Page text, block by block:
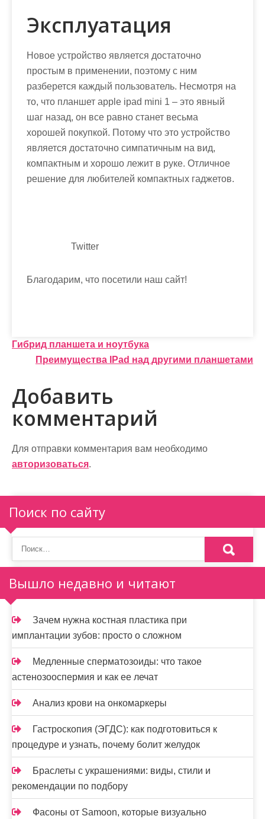
Эксплуатация
Новое устройство является достаточно
простым в применении, поэтому с ним
разберется каждый пользователь. Несмотря на
то, что планшет apple ipad mini 1 – это явный
шаг назад, он все равно станет весьма
хорошей покупкой. Потому что это устройство
является достаточно симпатичным на вид,
компактным и хорошо лежит в руке. Отличное
решение для любителей компактных гаджетов.
Twitter
Благодарим, что посетили наш сайт!
Н
в
и
г
а
и
я
п
о
з
а
п
и
с
я
м
Гибрид планшета и ноутбука
Преимущества IPad над другими планшетами
Добавить
комментарий
Для отправки комментария вам необходимо
авторизоваться.
Поиск по сайту
Вышло недавно и читают
Зачем нужна костная пластика при
имплантации зубов: просто о сложном
Медленные сперматозоиды: что такое
астенозооспермия и как ее лечат
Анализ крови на онкомаркеры
Гастроскопия (ЭГДС): как подготовиться к
процедуре и узнать, почему болит желудок
Браслеты с украшениями: виды, стили и
рекомендации по подбору
Фасоны от Samoon, которые визуально